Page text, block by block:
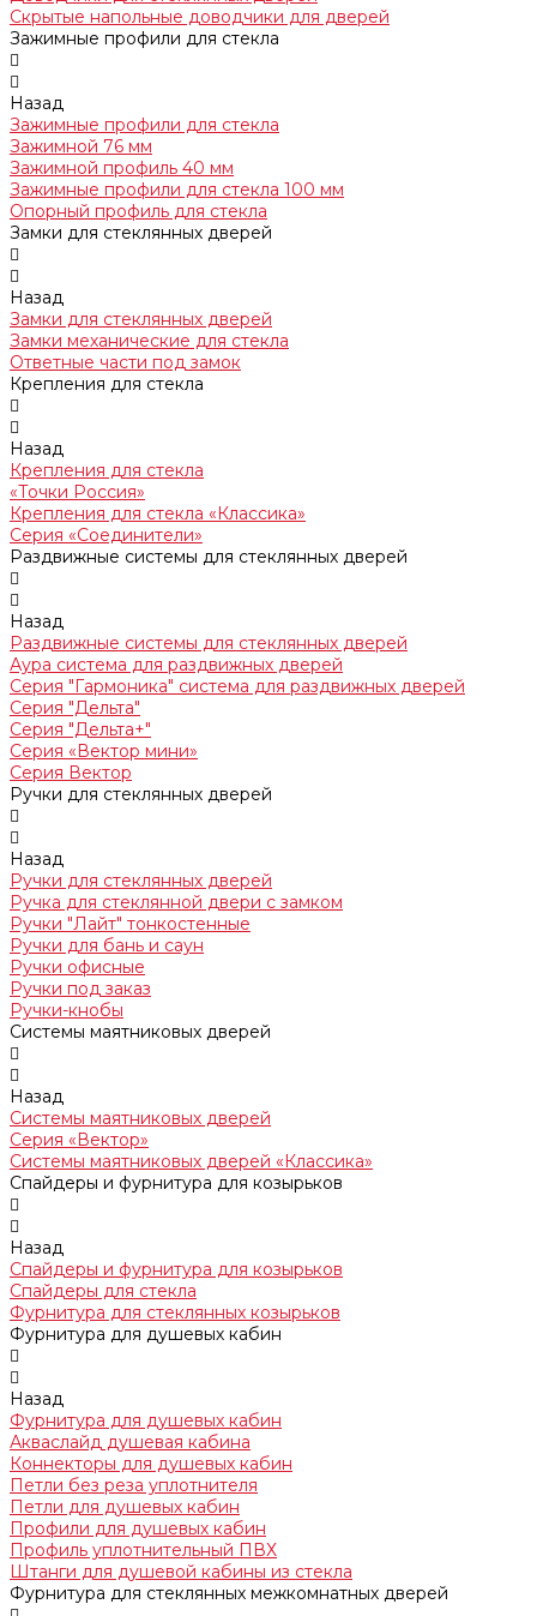
Скрытые напольные доводчики для дверей
Зажимные профили для стекла
Назад
Зажимные профили для стекла
Зажимной 76 мм
Зажимной профиль 40 мм
Зажимные профили для стекла 100 мм
Опорный профиль для стекла
Замки для стеклянных дверей
Назад
Замки для стеклянных дверей
Замки механические для стекла
Ответные части под замок
Крепления для стекла
Назад
Крепления для стекла
«Точки Россия»
Крепления для стекла «Классика»
Серия «Соединители»
Раздвижные системы для стеклянных дверей
Назад
Раздвижные системы для стеклянных дверей
Аура система для раздвижных дверей
Серия "Гармоника" система для раздвижных дверей
Серия "Дельта"
Серия "Дельта+"
Серия «Вектор мини»
Серия Вектор
Ручки для стеклянных дверей
Назад
Ручки для стеклянных дверей
Ручка для стеклянной двери с замком
Ручки "Лайт" тонкостенные
Ручки для бань и саун
Ручки офисные
Ручки под заказ
Ручки-кнобы
Системы маятниковых дверей
Назад
Системы маятниковых дверей
Серия «Вектор»
Системы маятниковых дверей «Классика»
Спайдеры и фурнитура для козырьков
Назад
Спайдеры и фурнитура для козырьков
Спайдеры для стекла
Фурнитура для стеклянных козырьков
Фурнитура для душевых кабин
Назад
Фурнитура для душевых кабин
Акваслайд душевая кабина
Коннекторы для душевых кабин
Петли без реза уплотнителя
Петли для душевых кабин
Профили для душевых кабин
Профиль уплотнительный ПВХ
Штанги для душевой кабины из стекла
Фурнитура для стеклянных межкомнатных дверей